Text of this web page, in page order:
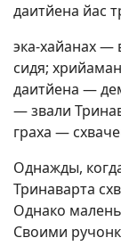
даитйена йас
эка-хайанах —
сидя;
даитйена —
— звали
граха —
Однажды,
Тринаварта
Однако
Своими